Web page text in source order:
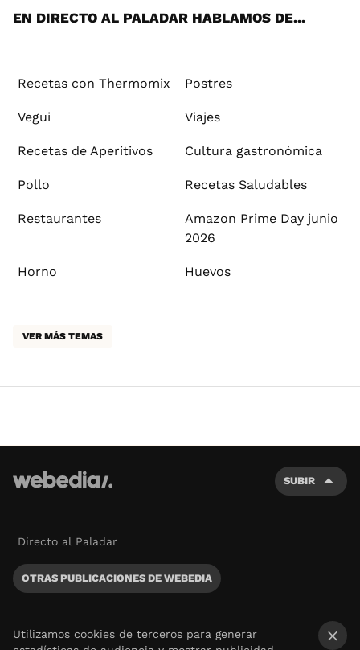
EN DIRECTO AL PALADAR HABLAMOS DE...
Recetas con Thermomix Postres
Vegui Viajes
Recetas de Aperitivos Cultura gastronómica
Pollo Recetas Saludables
Restaurantes
Amazon Prime Day junio
2026
Horno Huevos
VER MÁS TEMAS
SUBIR
Directo al Paladar
OTRAS PUBLICACIONES DE WEBEDIA
Utilizamos cookies de terceros para generar